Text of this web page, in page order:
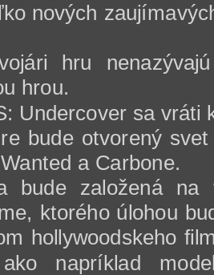
nových
hru
hrou.
Undercover sa vráti
bude otvorený
a Carbone.
bude založená
ktorého úlohou
hollywoodskeho
napríklad